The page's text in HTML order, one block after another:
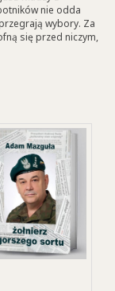
nie odda
wybory. Za
się przed niczym,